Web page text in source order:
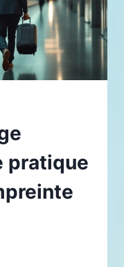
pratique